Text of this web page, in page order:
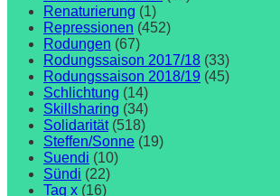
Renaturierung (1)
Repressionen (452)
Rodungen (67)
Rodungssaison 2017/18 (33)
Rodungssaison 2018/19 (45)
Schlichtung (14)
Skillsharing (34)
Solidarität (518)
Steffen/Sonne (19)
Suendi (10)
Sündi (22)
Tag x (16)